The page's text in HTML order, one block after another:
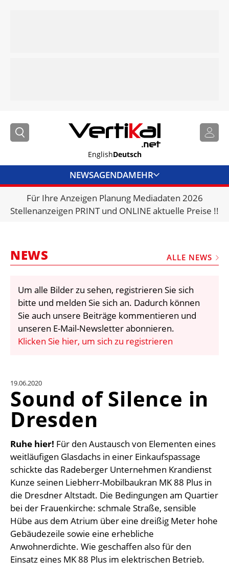
EnglishDeutsch
NEWSAGENDAMEHR
BRANCHENLINKS
VERMIETER
VIDEOS
BIBLIOTHEK
KRAN & BÜHNE
EINHEITENKONVERTER
KONTAKT
Für Ihre Anzeigen Planung Mediadaten 2026
Stellenanzeigen PRINT und ONLINE aktuelle Preise !!
NEWS ALLE NEWS
Um alle Bilder zu sehen, registrieren Sie sich
bitte und melden Sie sich an. Dadurch können
Sie auch unsere Beiträge kommentieren und
unseren E-Mail-Newsletter abonnieren.
Klicken Sie hier, um sich zu registrieren
19.06.2020
Sound of Silence in
Dresden
Ruhe hier! Für den Austausch von Elementen eines
weitläufigen Glasdachs in einer Einkaufspassage
schickte das Radeberger Unternehmen Krandienst
Kunze seinen Liebherr-Mobilbaukran MK 88 Plus in
die Dresdner Altstadt. Die Bedingungen am Quartier
bei der Frauenkirche: schmale Straße, sensible
Hübe aus dem Atrium über eine dreißig Meter hohe
Gebäudezeile sowie eine erhebliche
Anwohnerdichte. Wie geschaffen also für den
Einsatz eines MK 88 Plus im elektrischen Betrieb.